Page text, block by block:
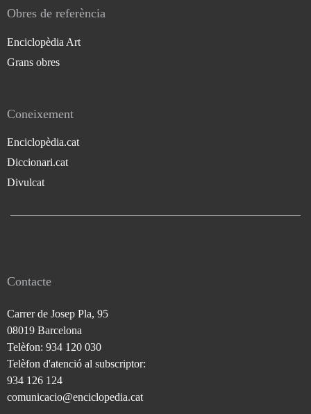
Obres de referència
Enciclopèdia Art
Grans obres
Coneixement
Enciclopèdia.cat
Diccionari.cat
Divulcat
Contacte
Carrer de Josep Pla, 95
08019 Barcelona
Telèfon: 934 120 030
Telèfon d'atenció al subscriptor:
934 126 124
comunicacio@enciclopedia.cat